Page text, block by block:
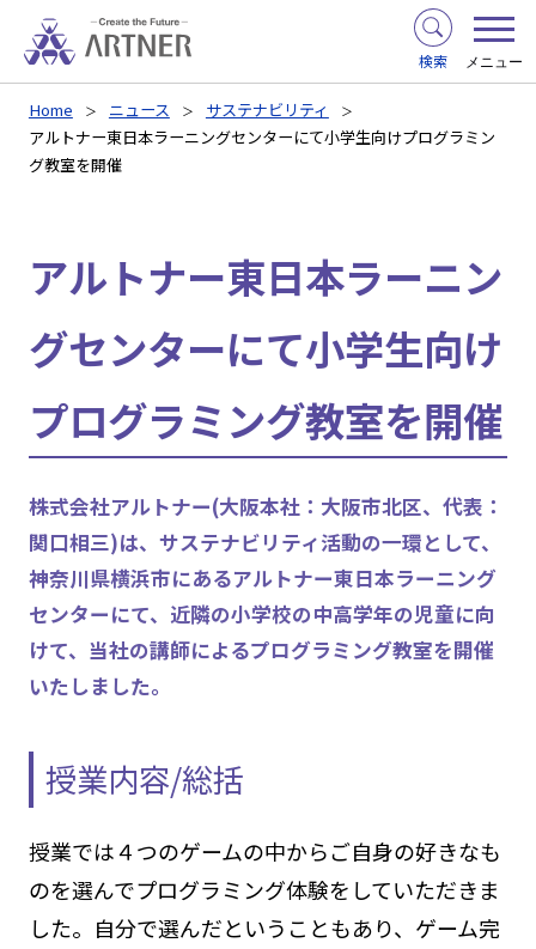
検索 メニュー
Home ニュース
サステナビリティ
アルトナー東日本ラーニングセンターにて小学生向けプログラミン
グ教室を開催
アルトナー東日本ラーニン
グセンターにて小学生向け
プログラミング教室を開催
株式会社アルトナー(大阪本社：大阪市北区、代表：
関口相三)は、サステナビリティ活動の一環として、
神奈川県横浜市にあるアルトナー東日本ラーニング
センターにて、近隣の小学校の中高学年の児童に向
けて、当社の講師によるプログラミング教室を開催
いたしました。
授業内容/総括
授業では４つのゲームの中からご自身の好きなも
のを選んでプログラミング体験をしていただきま
した。自分で選んだということもあり、ゲーム完